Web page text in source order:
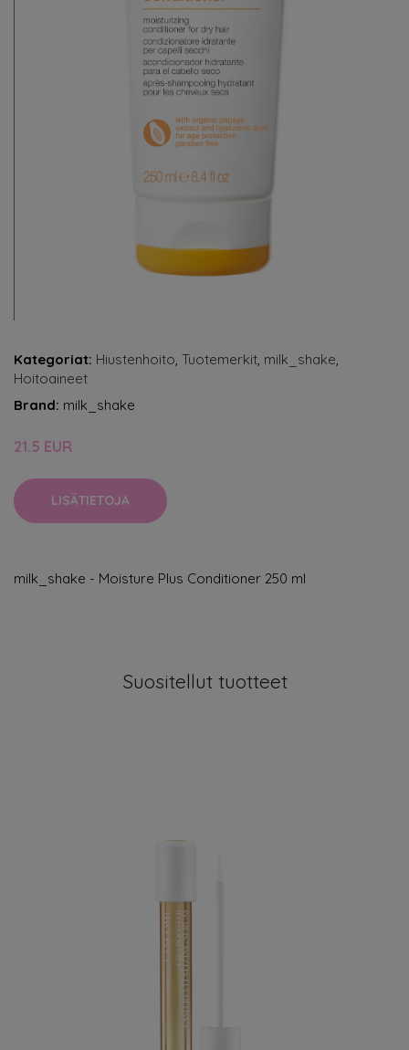
Kategoriat: Hiustenhoito, Tuotemerkit, milk_shake,
Hoitoaineet
Brand: milk_shake
21.5 EUR
LISÄTIETOJA
milk_shake - Moisture Plus Conditioner 250 ml
Suositellut tuotteet